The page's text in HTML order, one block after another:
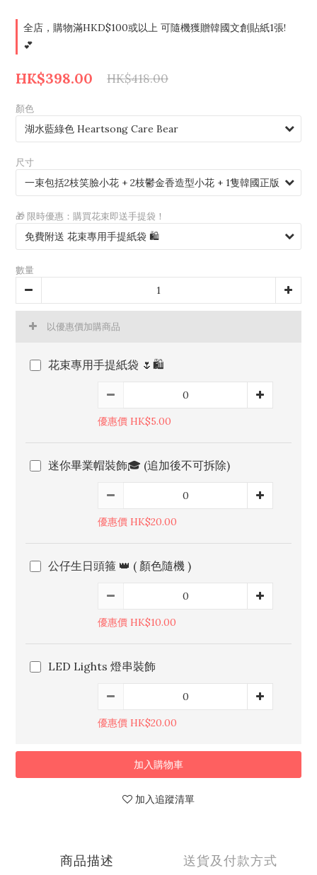
全店，購物滿HKD$100或以上 可隨機獲贈韓國文創貼紙1張!
💕
HK$398.00 HK$418.00
顏色
尺寸
🎁 限時優惠：購買花束即送手提袋！
數量
以優惠價加購商品
花束專用手提紙袋 🌷🛍️
優惠價 HK$5.00
迷你畢業帽裝飾🎓 (追加後不可拆除)
優惠價 HK$20.00
公仔生日頭箍 👑 ( 顏色隨機 )
優惠價 HK$10.00
LED Lights 燈串裝飾
優惠價 HK$20.00
加入購物車
加入追蹤清單
商品描述 送貨及付款方式